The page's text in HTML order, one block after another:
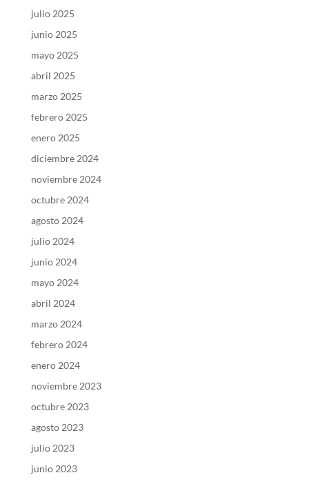
julio 2025
junio 2025
mayo 2025
abril 2025
marzo 2025
febrero 2025
enero 2025
diciembre 2024
noviembre 2024
octubre 2024
agosto 2024
julio 2024
junio 2024
mayo 2024
abril 2024
marzo 2024
febrero 2024
enero 2024
noviembre 2023
octubre 2023
agosto 2023
julio 2023
junio 2023